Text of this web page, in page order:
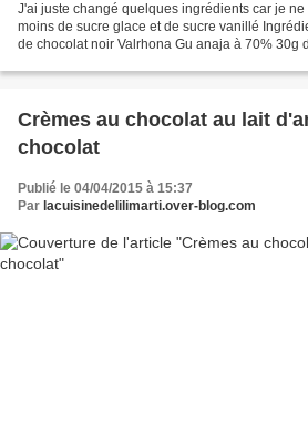
J'ai juste changé quelques ingrédients car je
moins de sucre glace et de sucre vanillé
de chocolat noir Valrhona Gu anaja à 70% 30g
Crèmes au chocolat au lait
chocolat
Publié le 04/04/2015 à 15:37
Par lacuisinedelilimarti.over-blog.com